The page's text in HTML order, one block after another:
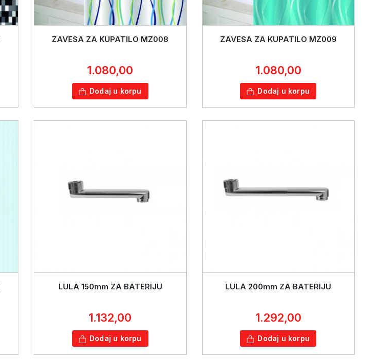
ZAVESA ZA KUPATILO MZ008
1.080,00
Dodaj u korpu
ZAVESA ZA KUPATILO MZ009
1.080,00
Dodaj u korpu
LULA 150mm ZA BATERIJU
1.132,00
Dodaj u korpu
LULA 200mm ZA BATERIJU
1.292,00
Dodaj u korpu